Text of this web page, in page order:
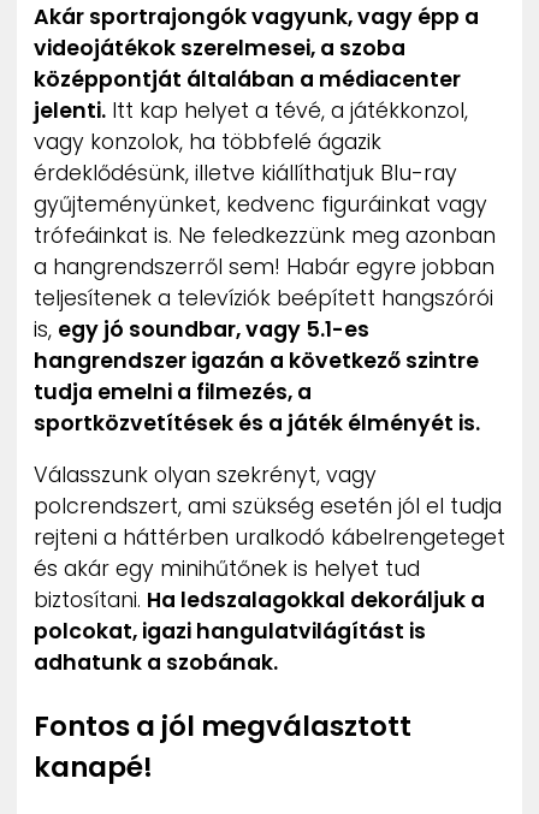
Akár sportrajongók vagyunk, vagy épp a
videojátékok szerelmesei, a szoba
középpontját általában a médiacenter
jelenti. Itt kap helyet a tévé, a játékkonzol,
vagy konzolok, ha többfelé ágazik
érdeklődésünk, illetve kiállíthatjuk Blu-ray
gyűjteményünket, kedvenc figuráinkat vagy
trófeáinkat is. Ne feledkezzünk meg azonban
a hangrendszerről sem! Habár egyre jobban
teljesítenek a televíziók beépített hangszórói
is, egy jó soundbar, vagy 5.1-es
hangrendszer igazán a következő szintre
tudja emelni a filmezés, a
sportközvetítések és a játék élményét is.
Válasszunk olyan szekrényt, vagy
polcrendszert, ami szükség esetén jól el tudja
rejteni a háttérben uralkodó kábelrengeteget
és akár egy minihűtőnek is helyet tud
biztosítani. Ha ledszalagokkal dekoráljuk a
polcokat, igazi hangulatvilágítást is
adhatunk a szobának.
Fontos a jól megválasztott
kanapé!